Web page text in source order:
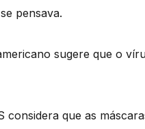
pensava.
sugere que o
considera que as